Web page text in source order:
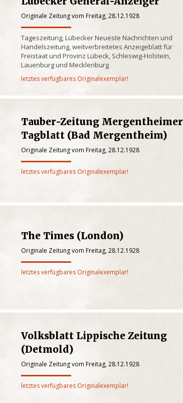
Originale Zeitung vom Freitag, 28.12.1928
Tageszeitung, Lübecker Neueste Nachrichten und
Handelszeitung, weitverbreitetes Anzeigeblatt für
Freistaat und Provinz Lübeck, Schleswig-Holstein,
Lauenburg und Mecklenburg
letztes verfügbares Originalexemplar!
Tauber-Zeitung Mergentheimer
Tagblatt (Bad Mergentheim)
Originale Zeitung vom Freitag, 28.12.1928
letztes verfügbares Originalexemplar!
The Times (London)
Originale Zeitung vom Freitag, 28.12.1928
letztes verfügbares Originalexemplar!
Volksblatt Lippische Zeitung
(Detmold)
Originale Zeitung vom Freitag, 28.12.1928
letztes verfügbares Originalexemplar!